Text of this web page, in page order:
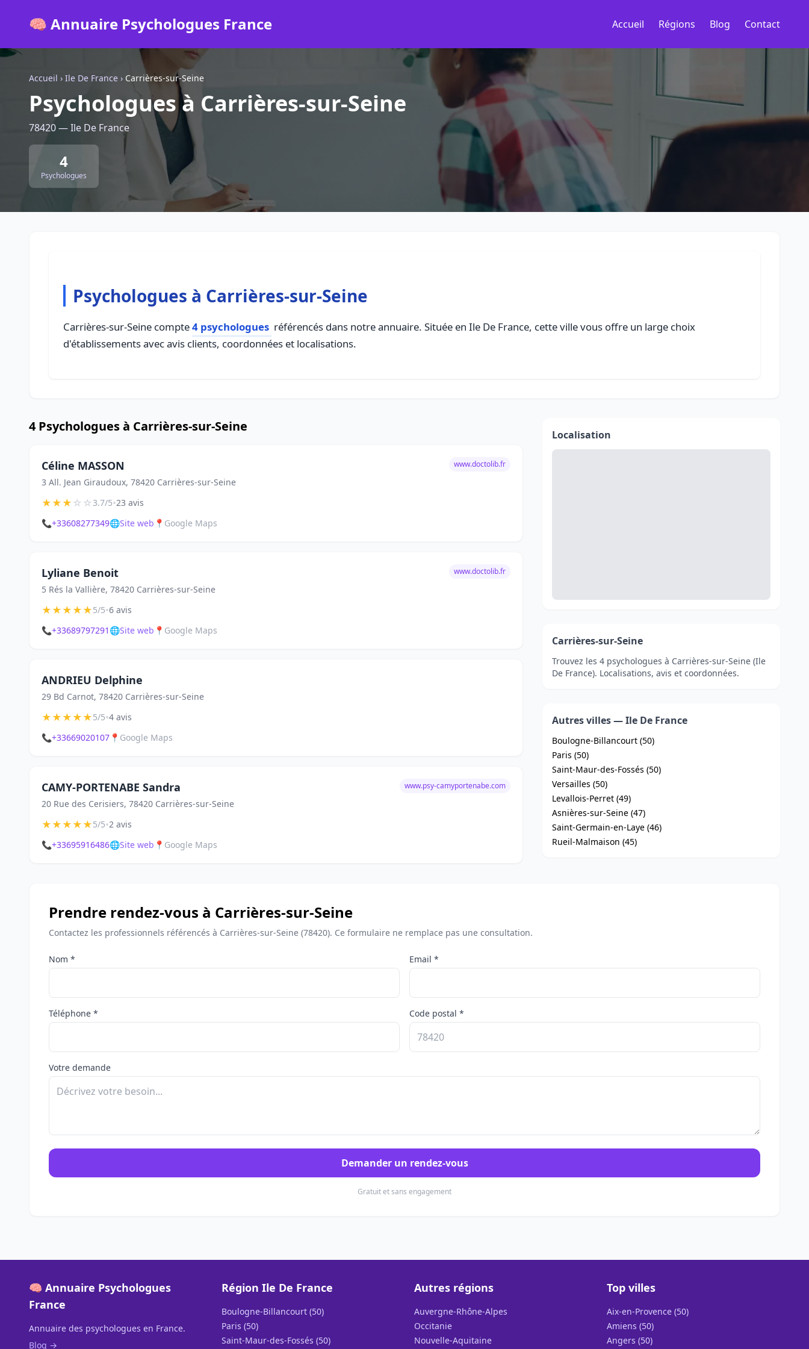
🧠 Annuaire Psychologues France Accueil Régions Blog Contact
Accueil › Ile De France › Carrières-sur-Seine
Psychologues à Carrières-sur-Seine
78420 — Ile De France
4
Psychologues
Psychologues à Carrières-sur-Seine
Carrières-sur-Seine compte4 psychologues référencés dans notre annuaire. Située en Ile De France, cette ville vous offre un large choix
d'établissements avec avis clients, coordonnées et localisations.
4 Psychologues à Carrières-sur-Seine
Céline MASSON
3 All. Jean Giraudoux, 78420 Carrières-sur-Seine
www.doctolib.fr
★★★☆☆3.7/5•23 avis
📞+33608277349🌐Site web 📍 Google Maps
Lyliane Benoit
5 Rés la Vallière, 78420 Carrières-sur-Seine
www.doctolib.fr
★★★★★5/5•6 avis
📞+33689797291 🌐Site web 📍 Google Maps
ANDRIEU Delphine
29 Bd Carnot, 78420 Carrières-sur-Seine
★★★★★5/5•4 avis
📞+33669020107 📍 Google Maps
CAMY-PORTENABE Sandra
20 Rue des Cerisiers, 78420 Carrières-sur-Seine
www.psy-camyportenabe.com
★★★★★5/5•2 avis
📞+33695916486🌐Site web 📍 Google Maps
Localisation
Carrières-sur-Seine
Trouvez les 4 psychologues à Carrières-sur-Seine (Ile
De France). Localisations, avis et coordonnées.
Autres villes — Ile De France
Boulogne-Billancourt (50)
Paris (50)
Saint-Maur-des-Fossés (50)
Versailles (50)
Levallois-Perret (49)
Asnières-sur-Seine (47)
Saint-Germain-en-Laye (46)
Rueil-Malmaison (45)
Prendre rendez-vous à Carrières-sur-Seine
Contactez les professionnels référencés à Carrières-sur-Seine (78420). Ce formulaire ne remplace pas une consultation.
Nom * Email *
Téléphone * Code postal *
Votre demande
Demander un rendez-vous
Gratuit et sans engagement
🧠 Annuaire Psychologues
France
Annuaire des psychologues en France.
Blog →
Région Ile De France
Boulogne-Billancourt (50)
Paris (50)
Saint-Maur-des-Fossés (50)
Autres régions
Auvergne-Rhône-Alpes
Occitanie
Nouvelle-Aquitaine
Top villes
Aix-en-Provence (50)
Amiens (50)
Angers (50)